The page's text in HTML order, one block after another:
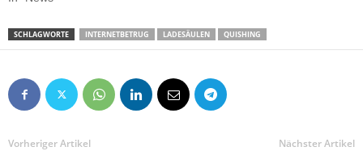
SCHLAGWORTE INTERNETBETRUG LADESÄULEN QUISHING
Vorheriger Artikel Nächster Artikel